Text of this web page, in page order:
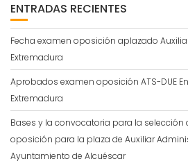
ENTRADAS RECIENTES
Fecha examen oposición aplazado
Extremadura
Aprobados examen oposición ATS-DUE
Extremadura
Bases y la convocatoria para la
oposición para la plaza de Auxiliar
Ayuntamiento de Alcuéscar